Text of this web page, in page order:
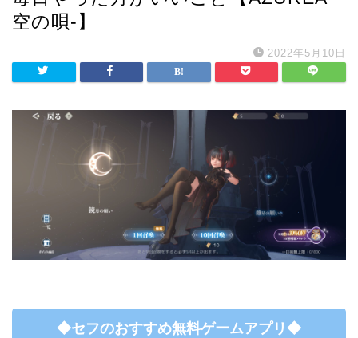
空の唄-】
2022年5月10日
◆セフのおすすめ無料ゲームアプリ◆